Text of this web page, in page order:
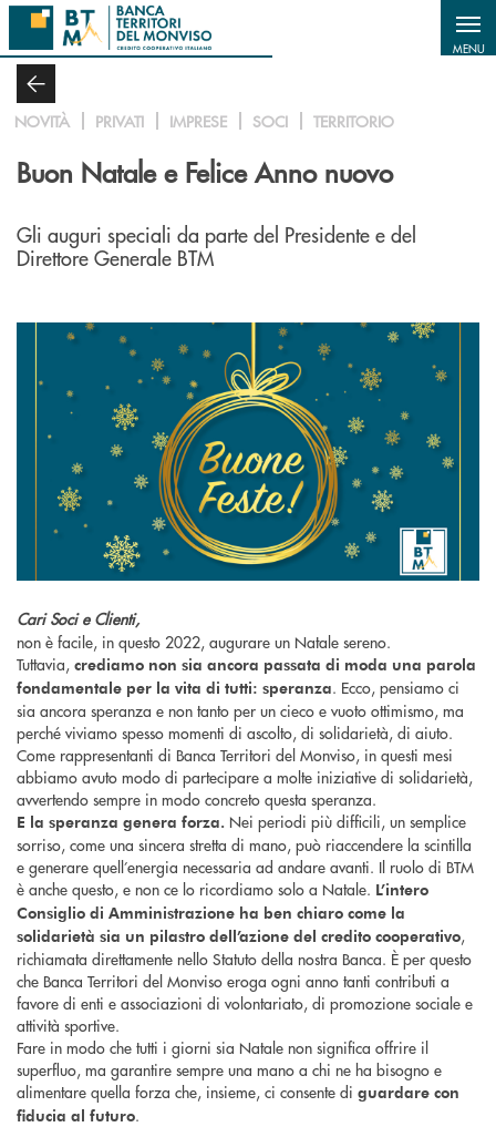
Salta al contenuto principale
MENU
NOVITÀ PRIVATI IMPRESE SOCI TERRITORIO
Buon Natale e Felice Anno nuovo
Gli auguri speciali da parte del Presidente e del
Direttore Generale BTM
Cari Soci e Clienti,
non è facile, in questo 2022, augurare un Natale sereno.
Tuttavia, crediamo non sia ancora passata di moda una parola
fondamentale per la vita di tutti: speranza. Ecco, pensiamo ci
sia ancora speranza e non tanto per un cieco e vuoto ottimismo, ma
perché viviamo spesso momenti di ascolto, di solidarietà, di aiuto.
Come rappresentanti di Banca Territori del Monviso, in questi mesi
abbiamo avuto modo di partecipare a molte iniziative di solidarietà,
avvertendo sempre in modo concreto questa speranza.
E la speranza genera forza. Nei periodi più difficili, un semplice
sorriso, come una sincera stretta di mano, può riaccendere la scintilla
e generare quell’energia necessaria ad andare avanti. Il ruolo di BTM
è anche questo, e non ce lo ricordiamo solo a Natale. L’intero
Consiglio di Amministrazione ha ben chiaro come la
solidarietà sia un pilastro dell’azione del credito cooperativo,
richiamata direttamente nello Statuto della nostra Banca. È per questo
che Banca Territori del Monviso eroga ogni anno tanti contributi a
favore di enti e associazioni di volontariato, di promozione sociale e
attività sportive.
Fare in modo che tutti i giorni sia Natale non significa offrire il
superfluo, ma garantire sempre una mano a chi ne ha bisogno e
alimentare quella forza che, insieme, ci consente di guardare con
fiducia al futuro.